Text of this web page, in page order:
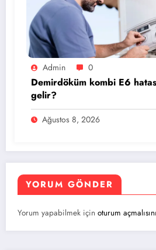
Admin 0
Demirdöküm kombi E6
gelir?
Ağustos 8, 2026
YORUM GÖNDER
Yorum yapabilmek için oturum